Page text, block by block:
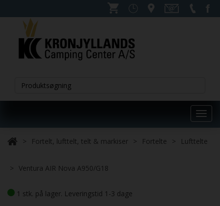
Fortelt, lufttelt, telt & markiser Fortelte Lufttelte
Ventura AIR Nova A950/G18
1 stk. på lager. Leveringstid 1-3 dage